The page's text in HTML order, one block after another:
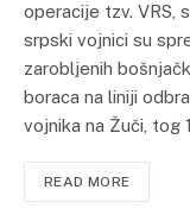
operacije tzv. VRS,
srpski vojnici su
zarobljenih
boraca na liniji
vojnika na Žuči, tog
READ MORE